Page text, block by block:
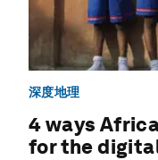
深度地理
4 ways
for the